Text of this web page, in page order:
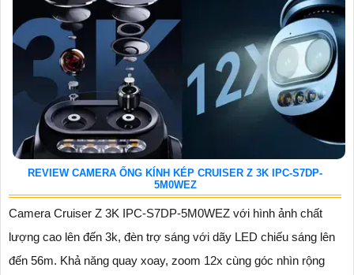
REVIEW CAMERA ỐNG KÍNH KÉP CRUISER Z 3K IPC-S7DP-
5M0WEZ
Camera Cruiser Z 3K IPC-S7DP-5M0WEZ với hình ảnh chất
lượng cao lên đến 3k, đèn trợ sáng với dãy LED chiếu sáng lên
đến 56m. Khả năng quay xoay, zoom 12x cùng góc nhìn rộng